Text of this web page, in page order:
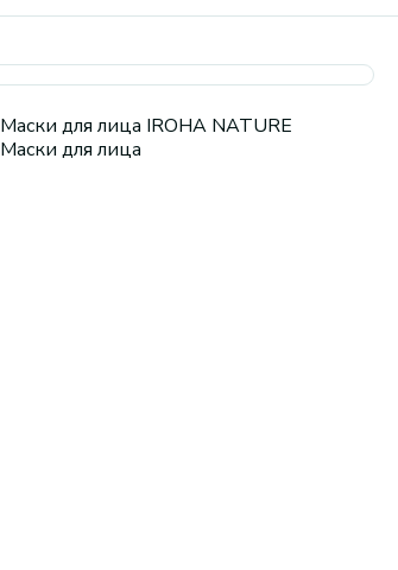
Маски для лица IROHA NATURE
Маски для лица